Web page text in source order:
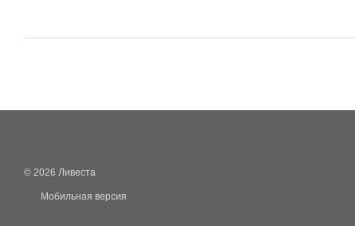
© 2026 Ливеста
Мобильная версия